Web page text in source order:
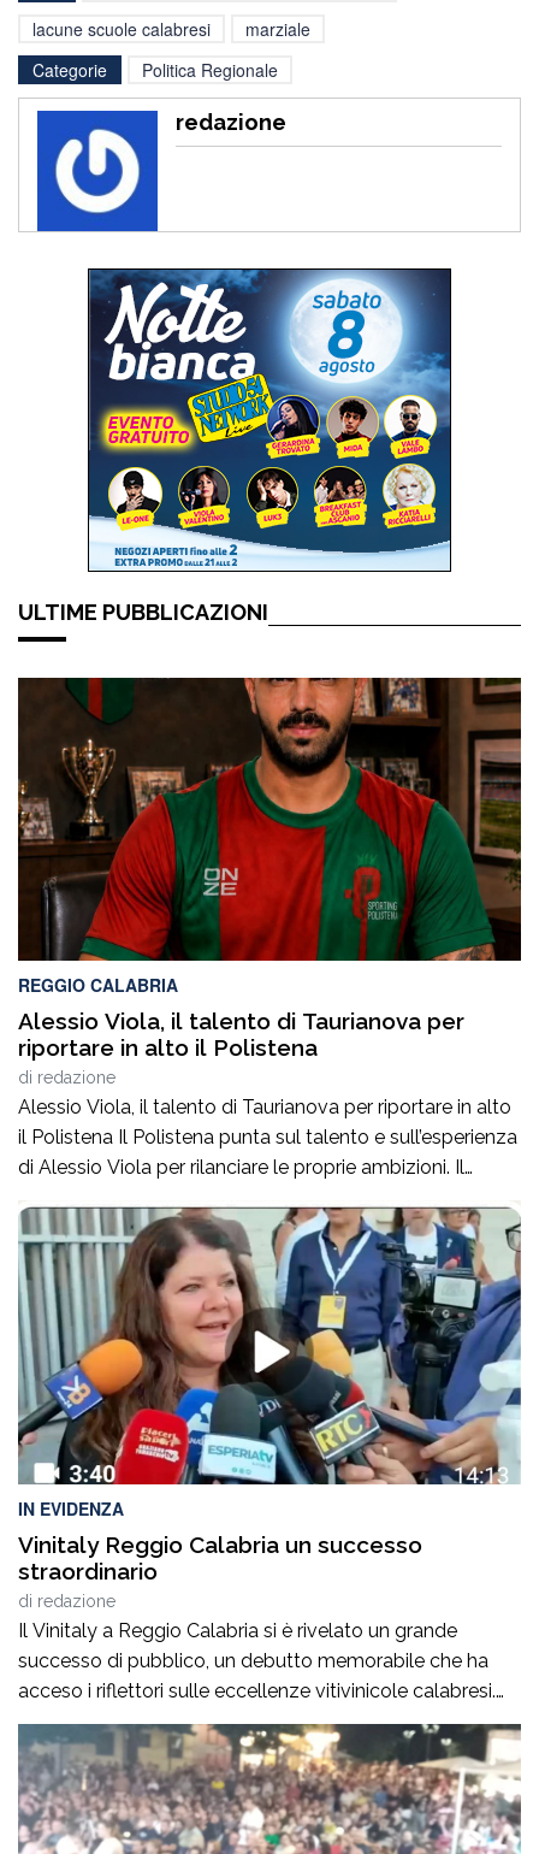
lacune scuole calabresi
marziale
Categorie
Politica Regionale
redazione
ULTIME PUBBLICAZIONI
REGGIO CALABRIA
Alessio Viola, il talento di Taurianova per
riportare in alto il Polistena
di redazione
Alessio Viola, il talento di Taurianova per riportare in alto
il Polistena Il Polistena punta sul talento e sull’esperienza
di Alessio Viola per rilanciare le proprie ambizioni. Il
Serie B e Serie C, arriva con l’obiettivo di mettere qualità
e determinazione al servizio dello Sporting Club
Polistena.Insieme al […]
IN EVIDENZA
Vinitaly Reggio Calabria un successo
straordinario
di redazione
Il Vinitaly a Reggio Calabria si è rivelato un grande
successo di pubblico, un debutto memorabile che ha
acceso i riflettori sulle eccellenze vitivinicole calabresi.
Oltre 500 le aziende presenti. «Abbiamo riacceso i
motori della nostra terra», ha commentato il
governatore della Calabria, Roberto Occhiuto,
sottolineando come la kermesse rappresenti
un’occasione imperdibile per valorizzare identità, […]